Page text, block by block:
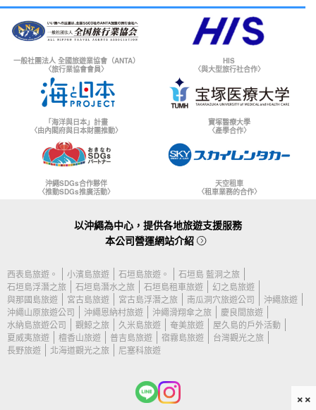
一般社團法人 全國旅遊業協會（ANTA）
〈旅行業協會會員〉
HIS
〈與大型旅行社合作〉
「海洋與日本」計畫
〈由內閣府與日本財團推動〉
寶塚醫療大學
〈產學合作〉
沖繩SDGs合作夥伴
〈推動SDGs推廣活動〉
天空租車
〈租車業務的合作〉
以沖繩為中心，提供各地旅遊支援服務
本公司營運網站介紹
西表島旅遊。 小濱島旅遊 石垣島旅遊。
石垣島 藍洞之旅
石垣島浮潛之旅
石垣島潛水之旅 石垣島租車旅遊
幻之島旅遊
與那國島旅遊
宮古島旅遊 宮古島浮潛之旅 南瓜洞穴旅遊公司
沖繩旅遊
沖繩山原旅遊公司
沖繩恩納村旅遊 沖繩滑翔傘之旅
慶良間旅遊
水納島旅遊公司
觀鯨之旅 久米島旅遊 奄美旅遊
屋久島的戶外活動
夏威夷旅遊
檀香山旅遊 普吉島旅遊 宿霧島旅遊
台灣觀光之旅
長野旅遊
北海道觀光之旅 尼塞科旅遊
××